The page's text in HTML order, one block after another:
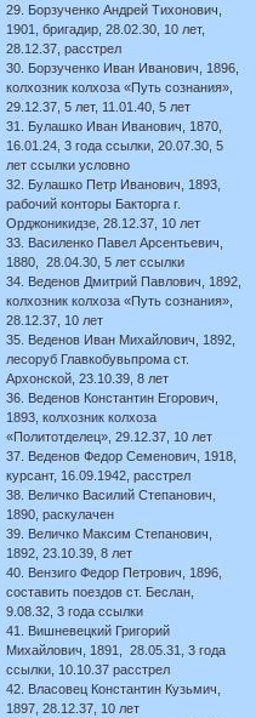
29. Борзученко Андрей Тихонович,
1901, бригадир, 28.02.30, 10 лет,
28.12.37, расстрел
30. Борзученко Иван Иванович, 1896,
колхозник колхоза «Путь сознания»,
29.12.37, 5 лет, 11.01.40, 5 лет
31. Булашко Иван Иванович, 1870,
16.01.24, 3 года ссылки, 20.07.30, 5
лет ссылки условно
32. Булашко Петр Иванович, 1893,
рабочий конторы Бакторга г.
Орджоникидзе, 28.12.37, 10 лет
33. Василенко Павел Арсентьевич,
1880, 28.04.30, 5 лет ссылки
34. Веденов Дмитрий Павлович, 1892,
колхозник колхоза «Путь сознания»,
28.12.37, 10 лет
35. Веденов Иван Михайлович, 1892,
лесоруб Главкобувьпрома ст.
Архонской, 23.10.39, 8 лет
36. Веденов Константин Егорович,
1893, колхозник колхоза
«Политотделец», 29.12.37, 10 лет
37. Веденов Федор Семенович, 1918,
курсант, 16.09.1942, расстрел
38. Величко Василий Степанович,
1890, раскулачен
39. Величко Максим Степанович,
1892, 23.10.39, 8 лет
40. Вензиго Федор Петрович, 1896,
составить поездов ст. Беслан,
9.08.32, 3 года ссылки
41. Вишневецкий Григорий
Михайлович, 1891, 28.05.31, 3 года
ссылки, 10.10.37 расстрел
42. Власовец Константин Кузьмич,
1897, 28.12.37, 10 лет